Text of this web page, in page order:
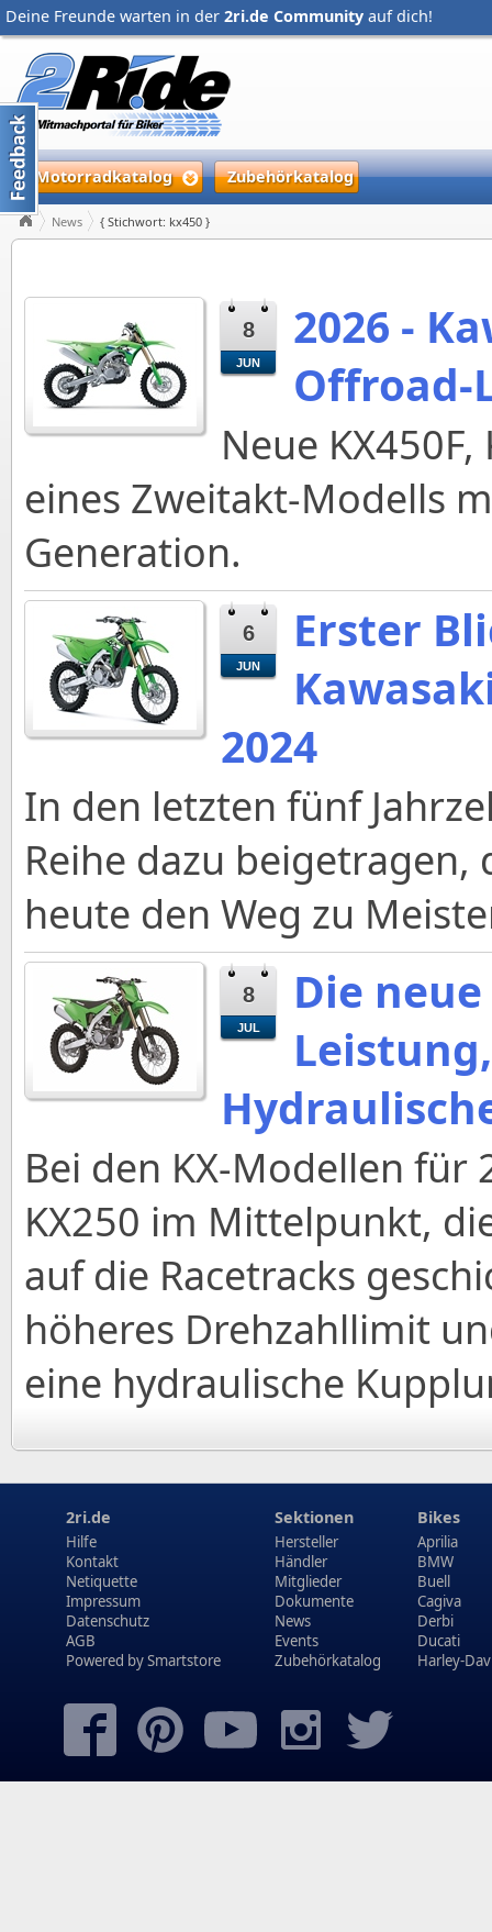
Deine Freunde warten in der 2ri.de Community auf dich!
Motorradkatalog Zubehörkatalog
News { Stichwort: kx450 }
8
JUN
2026 -
Offroad-
Neue
eines Zweitakt-Modells
Generation.
6
JUN
Erster
2024
In den letzten fünf
Reihe dazu
heute den Weg zu
8
JUL
Die
Bei den KX-Modellen
KX250 im Mittelpunkt,
auf die Racetracks
höheres Drehzahllimit
eine hydraulische
2ri.de
Hilfe
Kontakt
Netiquette
Impressum
Datenschutz
AGB
Powered bySmartstore
Sektionen
Hersteller
Händler
Mitglieder
Dokumente
News
Events
Zubehörkatalog
Bikes
Aprilia
BMW
Buell
Cagiva
Derbi
Ducati
Harley-